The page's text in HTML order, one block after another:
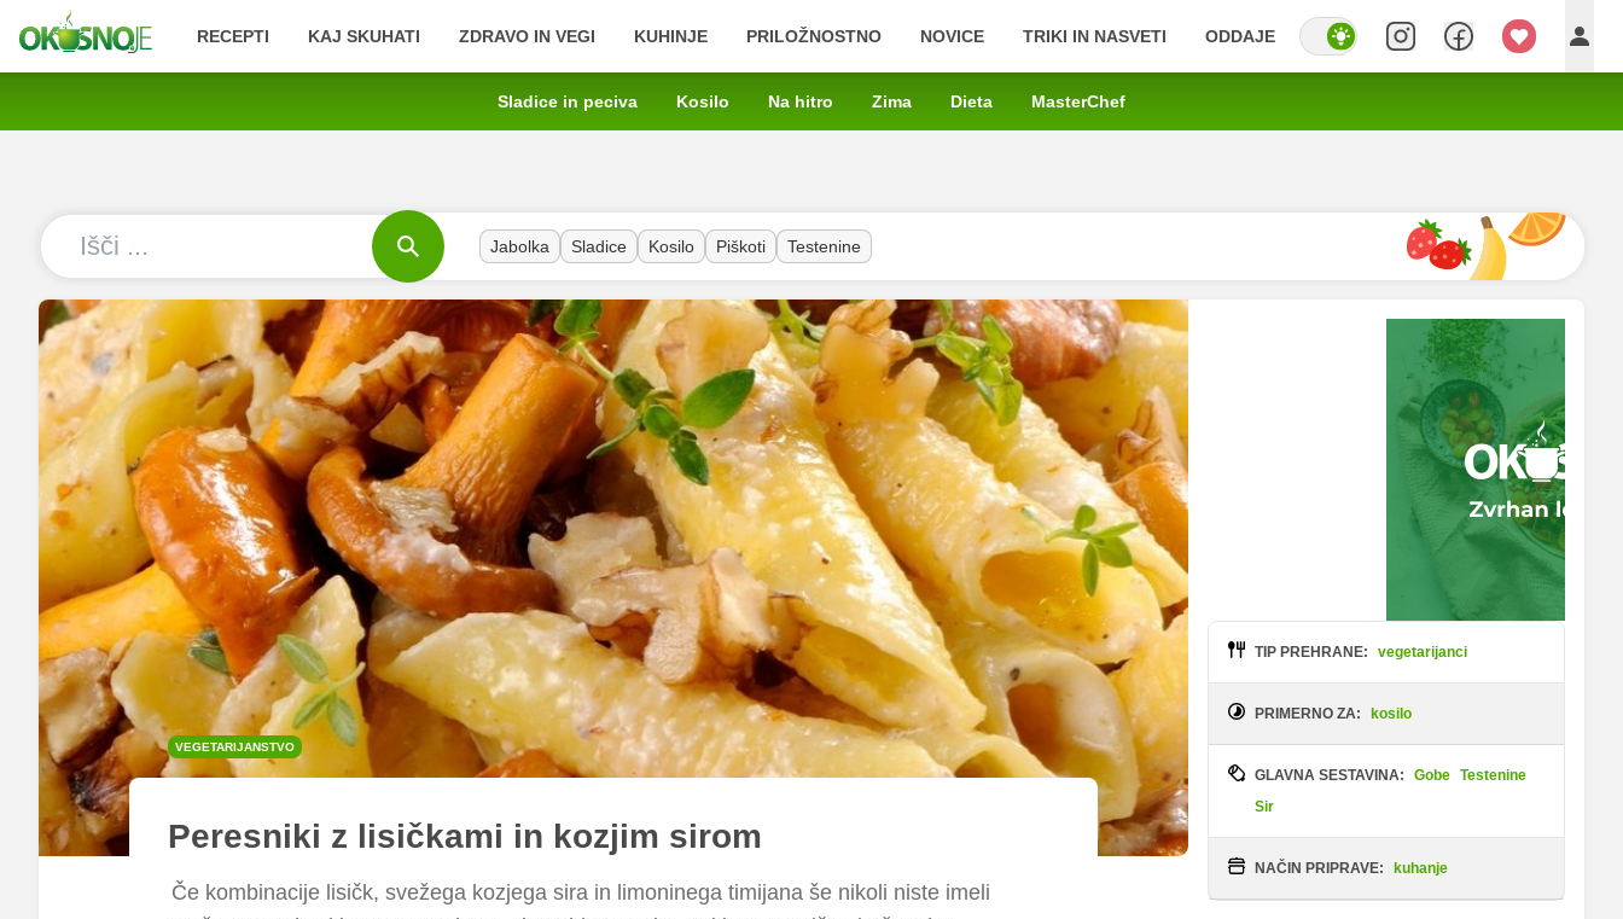
RECEPTI KAJ SKUHATI ZDRAVO IN VEGI KUHINJE PRILOŽNOSTNO NOVICE TRIKI IN NASVETI ODDAJE
Sladice in peciva Kosilo Na hitro Zima Dieta MasterChef
Jabolka Sladice Kosilo Piškoti Testenine
VEGETARIJANSTVO
Peresniki z lisičkami in kozjim sirom
Če kombinacije lisičk, svežega kozjega sira in limoninega timijana še nikoli niste imeli
TIP PREHRANE: vegetarijanci
PRIMERNO ZA: kosilo
GLAVNA SESTAVINA: Gobe Testenine
Sir
NAČIN PRIPRAVE: kuhanje